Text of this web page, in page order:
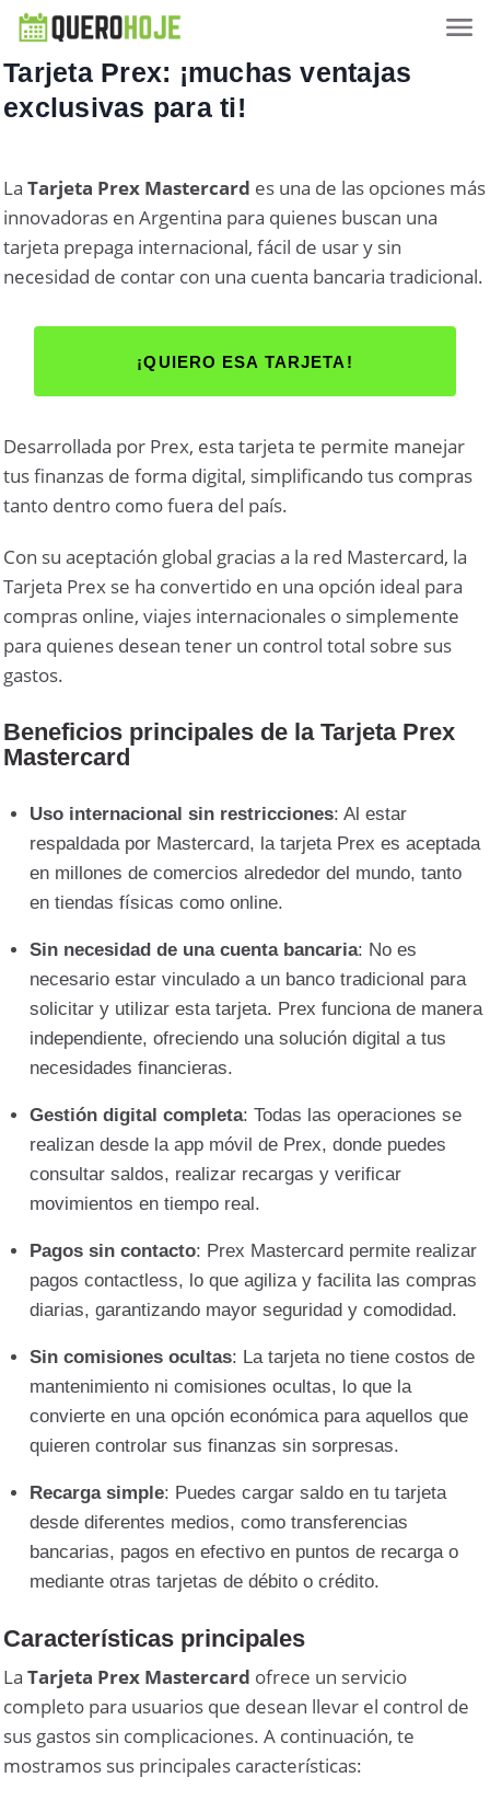
Tarjeta Prex: ¡muchas ventajas
exclusivas para ti!
LaTarjeta Prex Mastercard es una de las opciones más
innovadoras en Argentina para quienes buscan una
tarjeta prepaga internacional, fácil de usar y sin
necesidad de contar con una cuenta bancaria tradicional.
¡QUIERO ESA TARJETA!
Desarrollada por Prex, esta tarjeta te permite manejar
tus finanzas de forma digital, simplificando tus compras
tanto dentro como fuera del país.
Con su aceptación global gracias a la red Mastercard, la
Tarjeta Prex se ha convertido en una opción ideal para
compras online, viajes internacionales o simplemente
para quienes desean tener un control total sobre sus
gastos.
Beneficios principales de la Tarjeta Prex
Mastercard
Uso internacional sin restricciones: Al estar
respaldada por Mastercard, la tarjeta Prex es aceptada
en millones de comercios alrededor del mundo, tanto
en tiendas físicas como online.
Sin necesidad de una cuenta bancaria: No es
necesario estar vinculado a un banco tradicional para
solicitar y utilizar esta tarjeta. Prex funciona de manera
independiente, ofreciendo una solución digital a tus
necesidades financieras.
Gestión digital completa: Todas las operaciones se
realizan desde la app móvil de Prex, donde puedes
consultar saldos, realizar recargas y verificar
movimientos en tiempo real.
Pagos sin contacto: Prex Mastercard permite realizar
pagos contactless, lo que agiliza y facilita las compras
diarias, garantizando mayor seguridad y comodidad.
Sin comisiones ocultas: La tarjeta no tiene costos de
mantenimiento ni comisiones ocultas, lo que la
convierte en una opción económica para aquellos que
quieren controlar sus finanzas sin sorpresas.
Recarga simple: Puedes cargar saldo en tu tarjeta
desde diferentes medios, como transferencias
bancarias, pagos en efectivo en puntos de recarga o
mediante otras tarjetas de débito o crédito.
Características principales
LaTarjeta Prex Mastercard ofrece un servicio
completo para usuarios que desean llevar el control de
sus gastos sin complicaciones. A continuación, te
mostramos sus principales características: